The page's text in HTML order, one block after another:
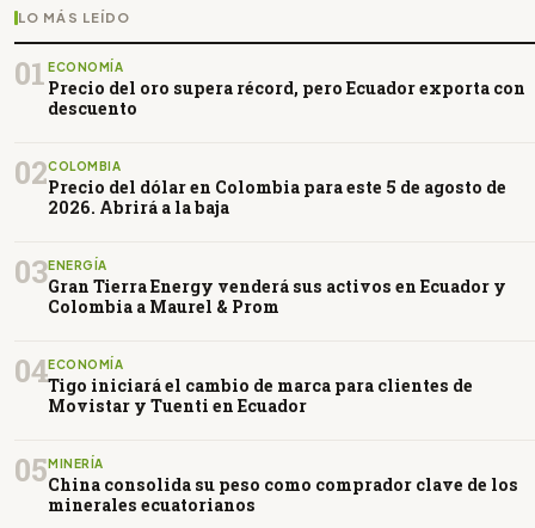
LO MÁS LEÍDO
01 ECONOMÍA
Precio del oro supera récord, pero Ecuador exporta con
descuento
02COLOMBIA
Precio del dólar en Colombia para este 5 de agosto de
2026. Abrirá a la baja
03ENERGÍA
Gran Tierra Energy venderá sus activos en Ecuador y
Colombia a Maurel & Prom
04ECONOMÍA
Tigo iniciará el cambio de marca para clientes de
Movistar y Tuenti en Ecuador
05MINERÍA
China consolida su peso como comprador clave de los
minerales ecuatorianos